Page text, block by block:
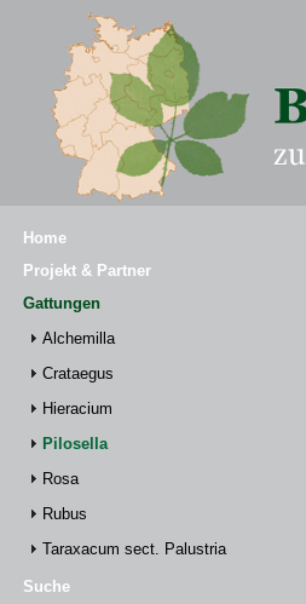
Home
Projekt & Partner
Gattungen
Alchemilla
Crataegus
Hieracium
Pilosella
Rosa
Rubus
Taraxacum sect. Palustria
Suche